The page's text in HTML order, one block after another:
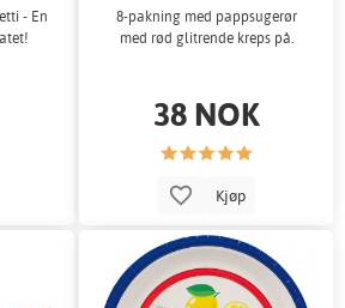
- En
8-pakning med pappsugerør
med rød glitrende kreps på.
38 NOK
Kjøp